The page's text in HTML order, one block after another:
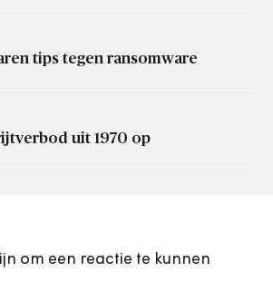
tips tegen ransomware
uit 1970 op
om een reactie te kunnen